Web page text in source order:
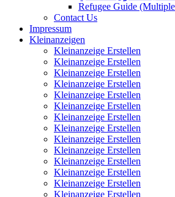
Refugee Guide
Contact Us
Impressum
Kleinanzeigen
Kleinanzeige Erstellen
Kleinanzeige Erstellen
Kleinanzeige Erstellen
Kleinanzeige Erstellen
Kleinanzeige Erstellen
Kleinanzeige Erstellen
Kleinanzeige Erstellen
Kleinanzeige Erstellen
Kleinanzeige Erstellen
Kleinanzeige Erstellen
Kleinanzeige Erstellen
Kleinanzeige Erstellen
Kleinanzeige Erstellen
Kleinanzeige Erstellen